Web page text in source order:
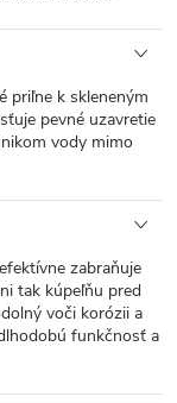
priľne k skleneným
pevné uzavretie
vody mimo
zabraňuje
tak kúpeľňu pred
voči korózii a
funkčnosť a